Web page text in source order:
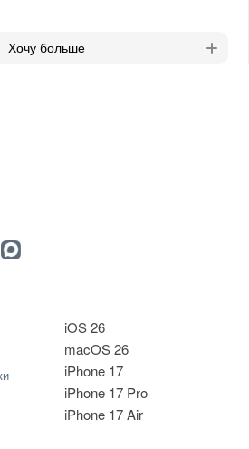
Хочу больше
iOS 26
macOS 26
iPhone 17
iPhone 17 Pro
iPhone 17 Air